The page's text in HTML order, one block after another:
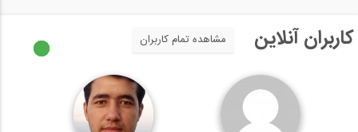
کاربران آنلاین مشاهده تمام کاربران